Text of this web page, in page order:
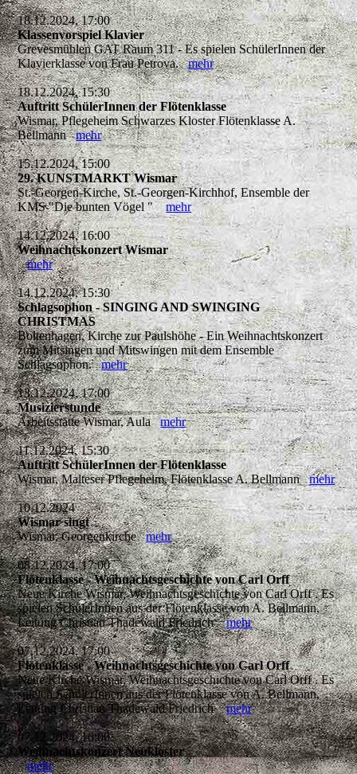
18.12.2024, 17:00
Klassenvorspiel Klavier
Grevesmühlen GAT Raum 311 - Es spielen SchülerInnen der
Klavierklasse von Frau Petrova.mehr
18.12.2024, 15:30
Auftritt SchülerInnen der Flötenklasse
Wismar, Pflegeheim Schwarzes Kloster Flötenklasse A.
Bellmannmehr
15.12.2024, 15:00
29. KUNSTMARKT Wismar
St.-Georgen-Kirche, St.-Georgen-Kirchhof, Ensemble der
KMS "Die bunten Vögel "mehr
14.12.2024, 16:00
Weihnachtskonzert Wismar
mehr
14.12.2024, 15:30
Schlagsophon - SINGING AND SWINGING
CHRISTMAS
Boltenhagen, Kirche zur Paulshöhe - Ein Weihnachtskonzert
zum Mitsingen und Mitswingen mit dem Ensemble
Schlagsophon.mehr
13.12.2024, 17:00
Musizierstunde
Arbeitsstätte Wismar, Aulamehr
11.12.2024, 15:30
Auftritt SchülerInnen der Flötenklasse
Wismar, Malteser Pflegeheim, Flötenklasse A. Bellmannmehr
10.12.2024
Wismar singt
Wismar, Georgenkirchemehr
08.12.2024, 17:00
Flötenklasse - Weihnachtsgeschichte von Carl Orff
Neue Kirche Wismar, Weihnachtsgeschichte von Carl Orff . Es
spielen SchülerInnen aus der Flötenklasse von A. Bellmann,
Leitung Christian Thadewald Friedrichmehr
07.12.2024, 17:00
Flötenklasse - Weihnachtsgeschichte von Carl Orff
Neue Kirche Wismar, Weihnachtsgeschichte von Carl Orff . Es
spielen SchülerInnen aus der Flötenklasse von A. Bellmann,
Leitung Christian Thadewald Friedrichmehr
07.12.2024, 16:00
Weihnachtskonzert Neukloster
mehr